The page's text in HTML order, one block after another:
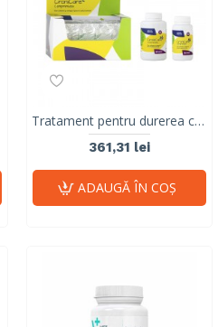
Tratament pentru durerea cronică, artrită, osteoartrită, boli autoimmune, cancer , boli neurodegenerative, CRONICARE, Stangest, 120 tab
361,31 lei
ADAUGĂ ÎN COŞ